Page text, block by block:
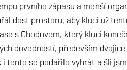
prvního zápasu a menší
dost prostoru, aby kluci už
s Chodovem, který kluci
dovedností, především
i tento se podařilo vyhrát a šli